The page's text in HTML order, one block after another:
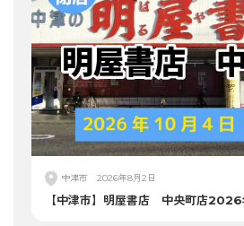
中津市 2026年8月2日
【中津市】明屋書店 中央町店